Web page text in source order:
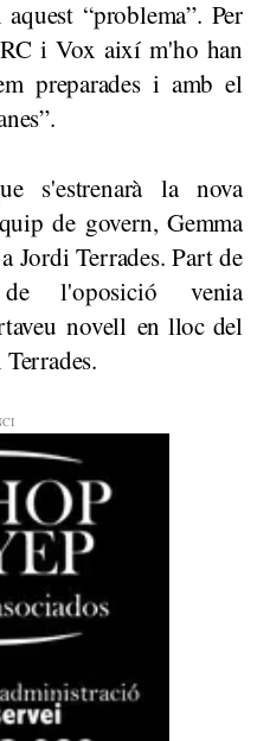
“problema”. Per
i Vox així m'ho han
preparades i amb el
s'estrenarà la nova
de govern, Gemma
Jordi Terrades. Part de
de l'oposició venia
novell en lloc del